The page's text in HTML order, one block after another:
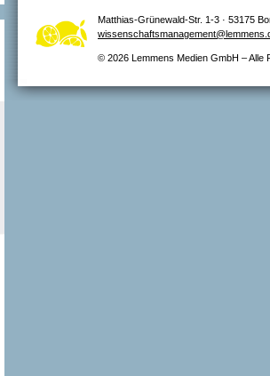
Matthias-Grünewald-Str. 1-3 · 53175
© 2026 Lemmens Medien GmbH – Alle